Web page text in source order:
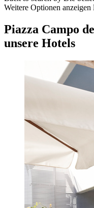
Weitere Optionen anzeigen
Piazza Campo
unsere Hotels